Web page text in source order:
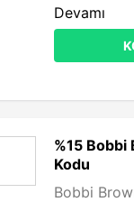
Devamı
%15
Kodu
Bobbi